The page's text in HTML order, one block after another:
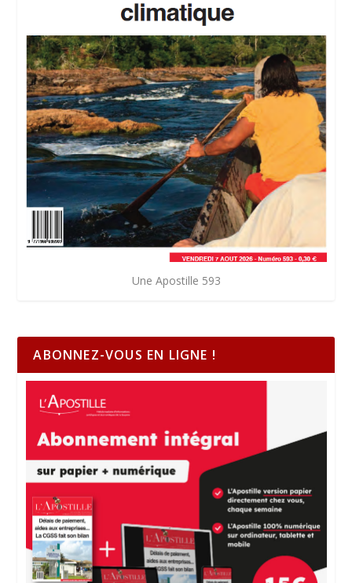
Une Apostille 593
ABONNEZ-VOUS EN LIGNE !